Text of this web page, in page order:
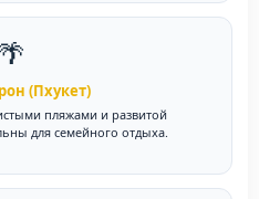
🌴
(Пхукет)
пляжами и развитой
для семейного отдыха.